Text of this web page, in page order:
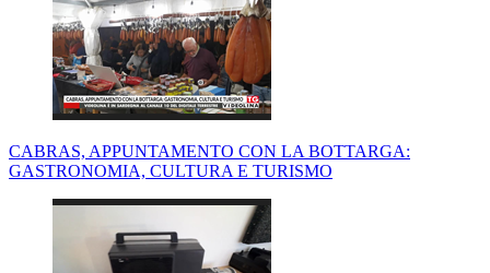
CABRAS, APPUNTAMENTO CON LA BOTTARGA:
GASTRONOMIA, CULTURA E TURISMO